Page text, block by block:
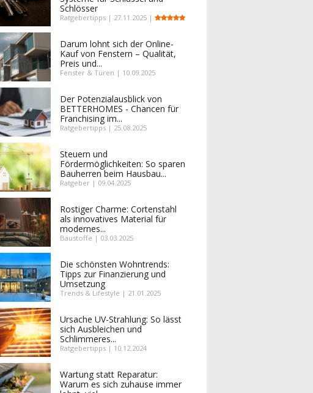
Schlösser
Ratgebertipps | 27.11.2025 |
Darum lohnt sich der Online-
Kauf von Fenstern – Qualität,
Preis und...
Fenster & Türen | 10.09.2025
Der Potenzialausblick von
BETTERHOMES - Chancen für
Franchising im...
Ratgebertipps | 25.08.2025
Steuern und
Fördermöglichkeiten: So sparen
Bauherren beim Hausbau...
Ratgeber | 09.04.2025
Rostiger Charme: Cortenstahl
als innovatives Material für
modernes...
Baustoffe | 03.03.2025
Die schönsten Wohntrends:
Tipps zur Finanzierung und
Umsetzung
Trends & Lifestyle | 21.01.2025
Ursache UV-Strahlung: So lässt
sich Ausbleichen und
Schlimmeres...
Ratgebertipps | 10.12.2024
Wartung statt Reparatur:
Warum es sich zuhause immer